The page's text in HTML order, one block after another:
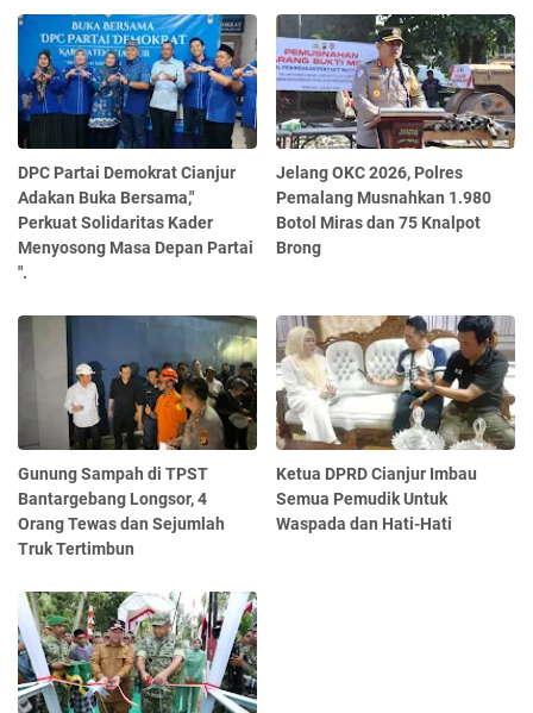
DPC Partai Demokrat Cianjur
Adakan Buka Bersama,"
Perkuat Solidaritas Kader
Menyosong Masa Depan Partai
".
Jelang OKC 2026, Polres
Pemalang Musnahkan 1.980
Botol Miras dan 75 Knalpot
Brong
Gunung Sampah di TPST
Bantargebang Longsor, 4
Orang Tewas dan Sejumlah
Truk Tertimbun
Ketua DPRD Cianjur Imbau
Semua Pemudik Untuk
Waspada dan Hati-Hati